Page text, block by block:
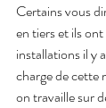
Certains vous
en tiers et ils
installations il y
charge de cette
on travaille sur